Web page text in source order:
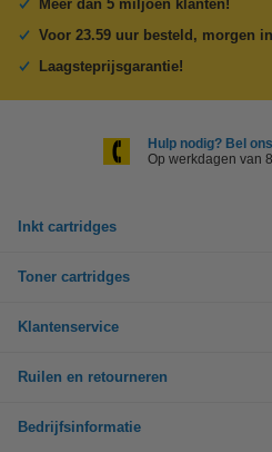
Meer dan 5 miljoen klanten!
Voor 23.59 uur besteld, morgen
Laagsteprijsgarantie!
Hulp nodig? Bel
Op werkdagen van
Inkt cartridges
Toner cartridges
Klantenservice
Ruilen en retourneren
Bedrijfsinformatie